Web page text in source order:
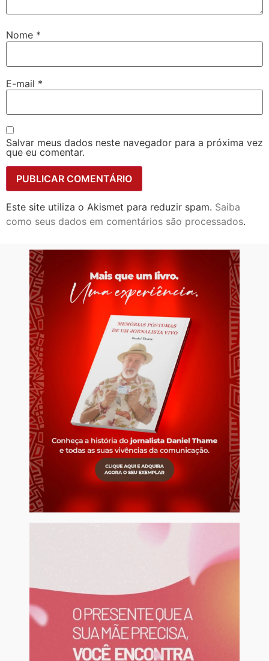
Nome *
E-mail *
Salvar meus dados neste navegador para a próxima vez
que eu comentar.
Este site utiliza o Akismet para reduzir spam. Saiba
como seus dados em comentários são processados.